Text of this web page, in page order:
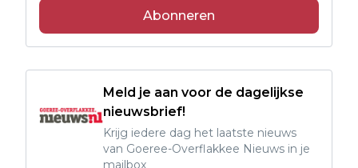
Abonneren
Meld je aan voor de dagelijkse
nieuwsbrief!
Krijg iedere dag het laatste nieuws
van Goeree-Overflakkee Nieuws in je
mailbox